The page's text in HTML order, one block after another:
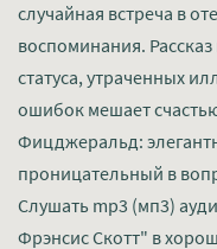
случайная встреча в
воспоминания.
статуса, утраченных
ошибок мешает
Фицджеральд:
проницательный в
Слушать mp3 (мп3)
Фрэнсис Скотт" в